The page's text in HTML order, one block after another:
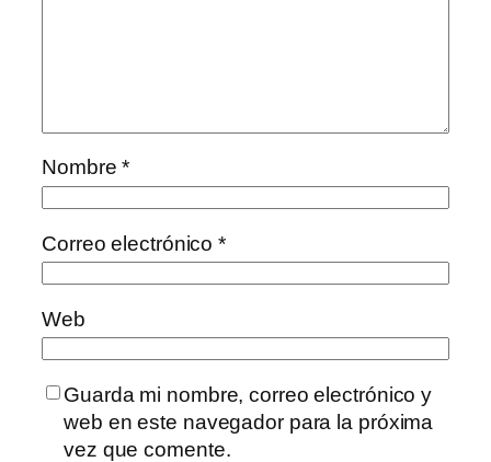
Nombre*
Correo electrónico*
Web
Guarda mi nombre, correo electrónico y
web en este navegador para la próxima
vez que comente.